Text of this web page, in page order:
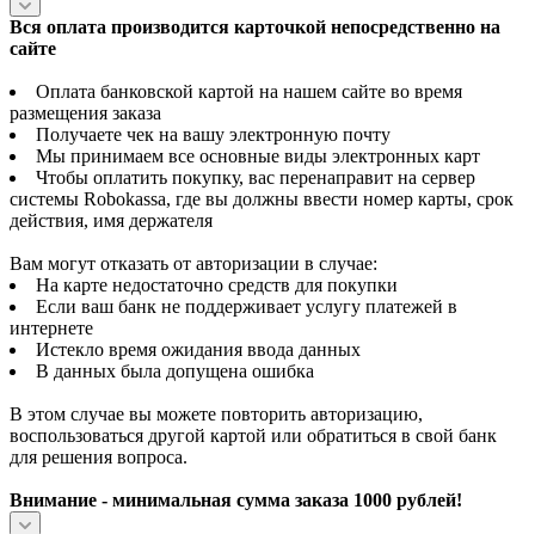
Вся оплата производится карточкой непосредственно на
сайте
Оплата банковской картой на нашем сайте во время
размещения заказа
Получаете чек на вашу электронную почту
Мы принимаем все основные виды электронных карт
Чтобы оплатить покупку, вас перенаправит на сервер
системы Robokassa, где вы должны ввести номер карты, срок
действия, имя держателя
Вам могут отказать от авторизации в случае:
На карте недостаточно средств для покупки
Если ваш банк не поддерживает услугу платежей в
интернете
Истекло время ожидания ввода данных
В данных была допущена ошибка
В этом случае вы можете повторить авторизацию,
воспользоваться другой картой или обратиться в свой банк
для решения вопроса.
Внимание - минимальная сумма заказа 1000 рублей!